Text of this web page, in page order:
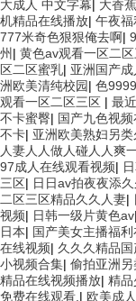
大成人 中文字幕| 大香
机精品在线播放| 午夜福
777米奇色狠狠俺去啊|
州| 黄色av观看一区二
区二区蜜乳| 亚洲国产
洲欧美清纯校园| 色
观看一区二区三区 | 最
不卡蜜臀| 国产九色视
不卡| 亚洲欧美熟妇另类
人妻人人做人碰人人爽
97成人在线观看视频|
三区| 日日av拍夜夜添
二区三区精品久久人妻|
视频| 日韩一级片黄色av|
日本| 国产美女主播福
在线视频| 久久久精品
小视频合集| 偷拍亚洲
精品在线视频播放| 精品
免费在线观看, | 欧美成